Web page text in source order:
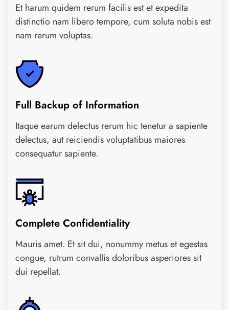
Et harum quidem rerum facilis est et expedita
distinctio nam libero tempore, cum soluta nobis est
nam rerum voluptas.
Full Backup of Information
Itaque earum delectus rerum hic tenetur a sapiente
delectus, aut reiciendis voluptatibus maiores
consequatur sapiente.
Complete Confidentiality
Mauris amet. Et sit dui, nonummy metus et egestas
congue, rutrum convallis doloribus asperiores sit
dui repellat.